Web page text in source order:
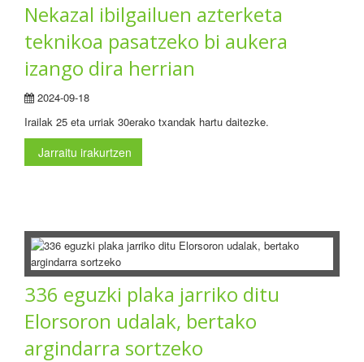
Nekazal ibilgailuen azterketa
teknikoa pasatzeko bi aukera
izango dira herrian
2024-09-18
Irailak 25 eta urriak 30erako txandak hartu daitezke.
Jarraitu irakurtzen
336 eguzki plaka jarriko ditu
Elorsoron udalak, bertako
argindarra sortzeko